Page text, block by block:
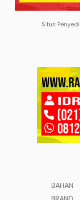
Situs
BAHAN